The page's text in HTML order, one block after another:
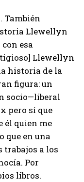
También
Llewellyn
esa
Llewellyn
historia de la
figura: un
socio—liberal
pero sí que
él quien me
que en una
trabajos a los
Por
libros.